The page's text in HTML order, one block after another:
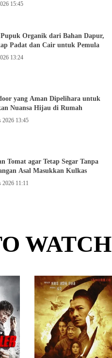
15:45
Organik dari Bahan Dapur,
Padat dan Cair untuk Pemula
13:24
yang Aman Dipelihara untuk
Nuansa Hijau di Rumah
2026 13:45
Tomat agar Tetap Segar Tanpa
Asal Masukkan Kulkas
2026 11:11
WATCH